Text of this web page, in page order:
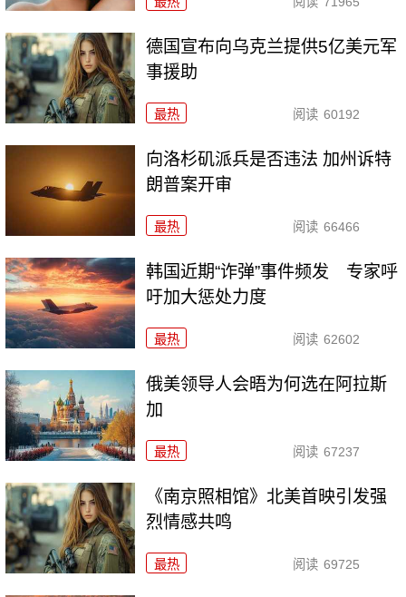
德国宣布向乌克兰提供5亿美元军
事援助
最热 阅读 60192
向洛杉矶派兵是否违法 加州诉特
朗普案开审
最热 阅读 66466
韩国近期“诈弹”事件频发 专家呼
吁加大惩处力度
最热 阅读 62602
俄美领导人会晤为何选在阿拉斯
加
最热 阅读 67237
《南京照相馆》北美首映引发强
烈情感共鸣
最热 阅读 69725